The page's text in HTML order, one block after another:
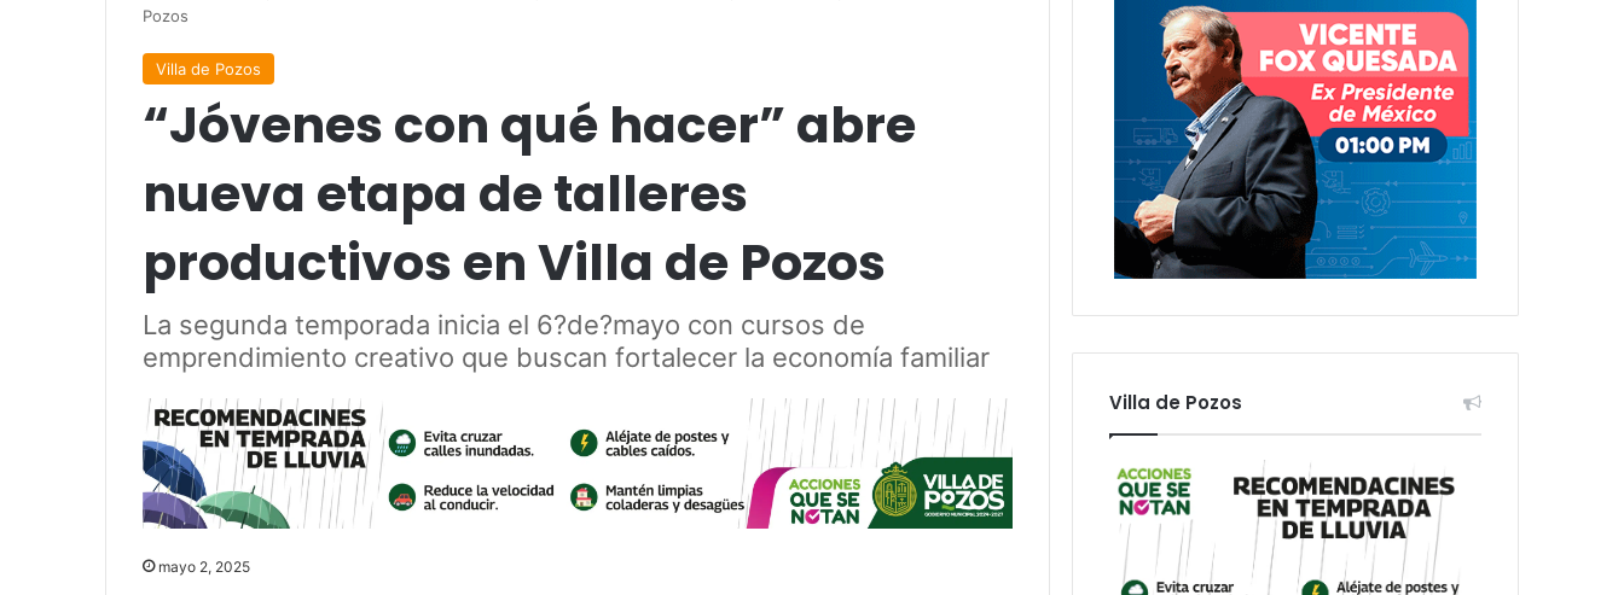
Pozos
Villa de Pozos
“Jóvenes con qué hacer” abre
nueva etapa de talleres
productivos en Villa de Pozos
La segunda temporada inicia el 6?de?mayo con cursos de
emprendimiento creativo que buscan fortalecer la economía familiar
mayo 2, 2025
Villa de Pozos